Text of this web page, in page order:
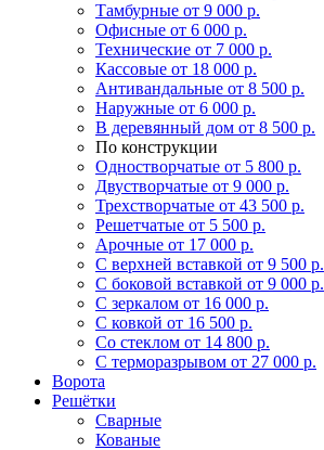
Тамбурные от 9 000 р.
Офисные от 6 000 р.
Технические от 7 000 р.
Кассовые от 18 000 р.
Антивандальные от 8 500 р.
Наружные от 6 000 р.
В деревянный дом от 8 500 р.
По конструкции
Одностворчатые от 5 800 р.
Двустворчатые от 9 000 р.
Трехстворчатые от 43 500 р.
Решетчатые от 5 500 р.
Арочные от 17 000 р.
С верхней вставкой от 9 500 р.
С боковой вставкой от 9 000 р.
С зеркалом от 16 000 р.
С ковкой от 16 500 р.
Со стеклом от 14 800 р.
С терморазрывом от 27 000 р.
Ворота
Решётки
Сварные
Кованые